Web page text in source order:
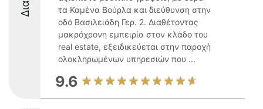
τα Καμένα Βούρλα και διεύθυνση στην
οδό Βασιλειάδη Γερ. 2. Διαθέτοντας
μακρόχρονη εμπειρία στον κλάδο του
real estate, εξειδικεύεται στην παροχή
ολοκληρωμένων υπηρεσιών που ...
9.6